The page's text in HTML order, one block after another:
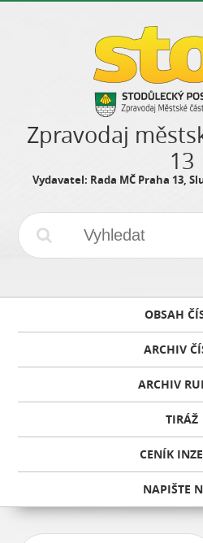
Zpravodaj
13
Vydavatel: Rada MČ Praha 13,
OBSAH
ARCHIV
ARCHIV
TIRÁŽ
CENÍK
NAPIŠTE